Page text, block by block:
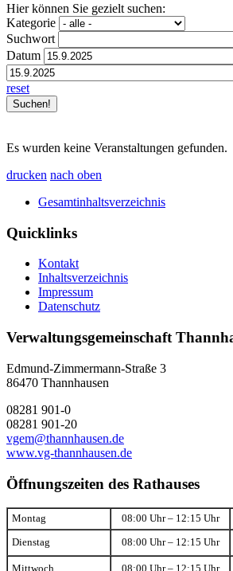
Hier können Sie gezielt suchen:
Kategorie
Suchwort
Datum
reset
Es wurden keine Veranstaltungen gefunden.
drucken nach oben
Gesamtinhaltsverzeichnis
Quicklinks
Kontakt
Inhaltsverzeichnis
Impressum
Datenschutz
Verwaltungsgemeinschaft
Edmund-Zimmermann-Straße 3
86470 Thannhausen
08281 901-0
08281 901-20
vgem@thannhausen.de
www.vg-thannhausen.de
Öffnungszeiten des Rathauses
Montag 08:00 Uhr – 12:15 Uhr
Dienstag 08:00 Uhr – 12:15 Uhr